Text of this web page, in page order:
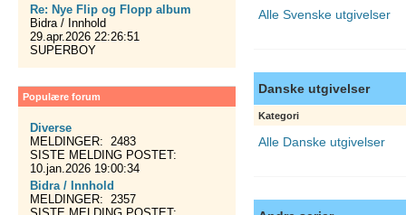
Re: Nye Flip og Flopp album
Bidra / Innhold
29.apr.2026 22:26:51
SUPERBOY
Populære forum
Diverse
MELDINGER: 2483
SISTE MELDING POSTET:
10.jan.2026 19:00:34
Bidra / Innhold
MELDINGER: 2357
Alle Svenske utgivelser
Danske utgivelser
Kategori
Alle Danske utgivelser